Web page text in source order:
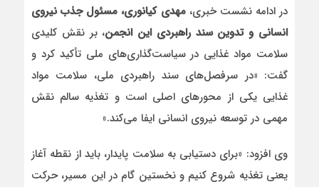
در ادامه نشست خبری،مهدی کیانوری، مسئول جذب نیروی
انسانی و تدوین سند راهبردی این انجمن، بر نقش کلیدی
سلامت مواد غذایی در سیاست‌گذاری‌های ملی تأکید کرد و
گفت: «در سرفصل‌های سند راهبردی ملی، سلامت مواد
غذایی یکی از محورهای اصلی است و تغذیه سالم نقش
مهمی در توسعه نیروی انسانی ایفا می‌کند.»
وی افزود: «برای دستیابی به سلامت پایدار، باید از نقطه آغاز
یعنی تغذیه شروع کنیم و نخستین گام در این مسیر، حرکت